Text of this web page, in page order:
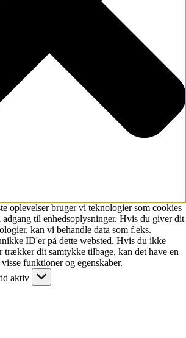
oplevelser bruger vi teknologier som cookies
til enhedsoplysninger. Hvis du giver dit
kan vi behandle data som f.eks.
ID'er på dette websted. Hvis du ikke
trækker dit samtykke tilbage, kan det have en
funktioner og egenskaber.
aktiv